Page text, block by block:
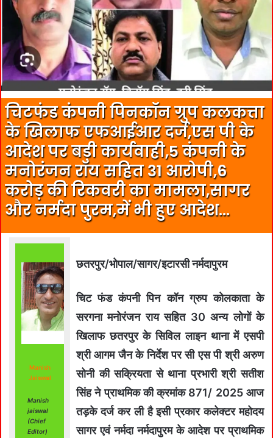
चिटफंड कंपनी पिनकॉन ग्रुप कलकत्ता
के खिलाफ एफआईआर दर्ज,एस पी के
आदेश पर बड़ी कार्यवाही,5 कंपनी के
मनोरंजन रॉय सहित 31 आरोपी,6
करोड़ की रिकवरी का मामला,सागर
और नर्मदा पुरम,में भी हुए आदेश…
Manish
Jaiswal
Manish
jaiswal
(Chief
Editor)
छतरपुर/भोपाल/सागर/इटारसी नर्मदापुरम
चिट फंड कंपनी पिन कॉन ग्रुप कोलकाता के
सरगना मनोरंजन राय सहित 30 अन्य लोगों के
खिलाफ छतरपुर के सिविल लाइन थाना में एसपी
श्री आगम जैन के निर्देश पर सी एस पी श्री अरुण
सोनी की सक्रियता से थाना प्रभारी श्री सतीश
सिंह ने प्राथमिक की क्रमांक 871/ 2025 आज
तड़के दर्ज कर ली है इसी प्रकार कलेक्टर महोदय
सागर एवं नर्मदा नर्मदापुरम के आदेश पर प्राथमिक